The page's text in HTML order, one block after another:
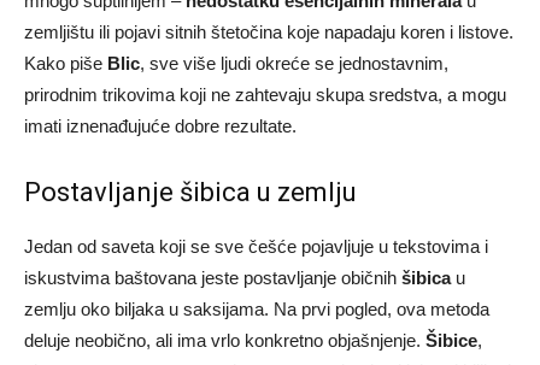
zemljištu ili pojavi sitnih štetočina koje napadaju koren i listove.
Kako piše Blic, sve više ljudi okreće se jednostavnim,
prirodnim trikovima koji ne zahtevaju skupa sredstva, a mogu
imati iznenađujuće dobre rezultate.
Postavljanje šibica u zemlju
Jedan od saveta koji se sve češće pojavljuje u tekstovima i
iskustvima baštovana jeste postavljanje običnih šibicau
zemlju oko biljaka u saksijama. Na prvi pogled, ova metoda
deluje neobično, ali ima vrlo konkretno objašnjenje. Šibice,